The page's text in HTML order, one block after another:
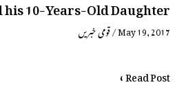
his 10-Years-Old Daughter
قومی خبریں/May 19, 2017
Read Post »